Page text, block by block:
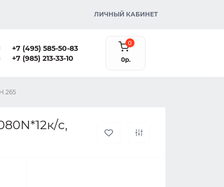
ЛИЧНЫЙ КАБИНЕТ
+7 (495) 585-50-83
+7 (985) 213-33-10
0
0р.
с,